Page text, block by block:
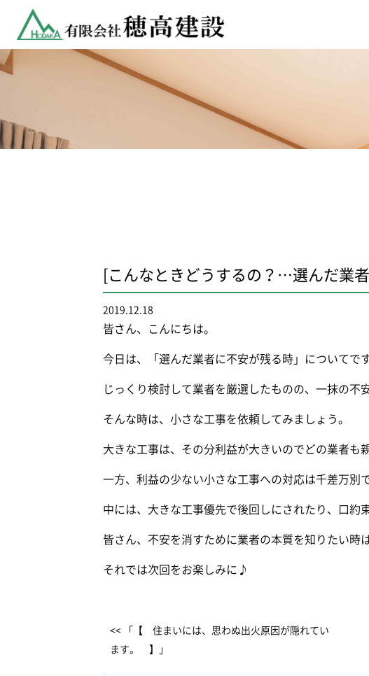
[こんなときどうするの？…選んだ業
2019.12.18
皆さん、こんにちは。
今日は、「選んだ業者に不安が残る時」についてです
じっくり検討して業者を厳選したものの、一抹の不
そんな時は、小さな工事を依頼してみましょう。
大きな工事は、その分利益が大きいのでどの業者も
一方、利益の少ない小さな工事への対応は千差万別で
中には、大きな工事優先で後回しにされたり、口約
皆さん、不安を消すために業者の本質を知りたい時
それでは次回をお楽しみに♪
<< 「【 住まいには、思わぬ出火原因が隠れてい
ます。 】」